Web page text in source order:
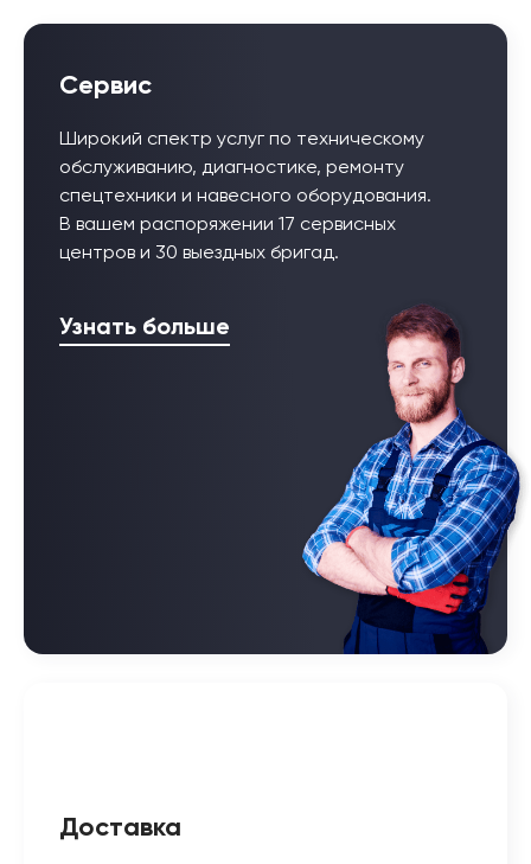
Сервис
Широкий спектр услуг по техническому
обслуживанию, диагностике, ремонту
спецтехники и навесного оборудования.
В вашем распоряжении 17 сервисных
центров и 30 выездных бригад.
Узнать больше
Доставка